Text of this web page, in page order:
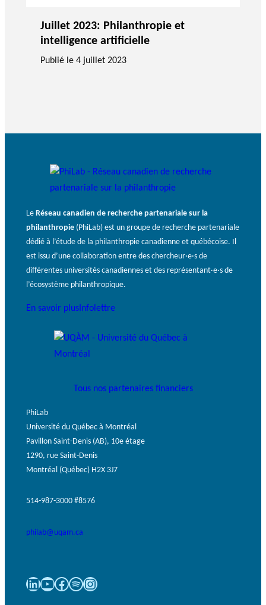
Juillet 2023: Philanthropie et
intelligence artificielle
Publié le 4 juillet 2023
Le Réseau canadien de recherche partenariale sur la
philanthropie (PhiLab) est un groupe de recherche partenariale
dédié à l’étude de la philanthropie canadienne et québécoise. Il
est issu d’une collaboration entre des chercheur·e·s de
différentes universités canadiennes et des représentant·e·s de
l’écosystème philanthropique.
En savoir plus Infolettre
Tous nos partenaires financiers
PhiLab
Université du Québec à Montréal
Pavillon Saint-Denis (AB), 10e étage
1290, rue Saint-Denis
Montréal (Québec) H2X 3J7
514-987-3000 #8576
philab@uqam.ca
LinkedIn YouTube Facebook Spotify Instagram